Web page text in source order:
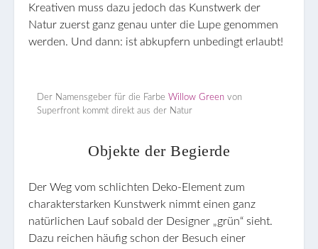
Kreativen muss dazu jedoch das Kunstwerk der
Natur zuerst ganz genau unter die Lupe genommen
werden. Und dann: ist abkupfern unbedingt erlaubt!
Der Namensgeber für die Farbe Willow Green von
Superfront kommt direkt aus der Natur
Objekte der Begierde
Der Weg vom schlichten Deko-Element zum
charakterstarken Kunstwerk nimmt einen ganz
natürlichen Lauf sobald der Designer „grün“ sieht.
Dazu reichen häufig schon der Besuch einer